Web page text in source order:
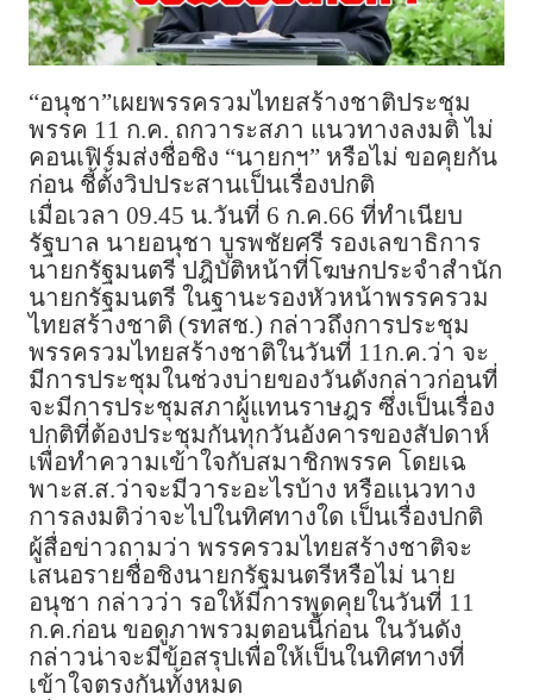
“อนุชา”เผยพรรครวมไทยสร้างชาติประชุม
พรรค 11 ก.ค. ถกวาระสภา แนวทางลงมติ ไม่
คอนเฟิร์มส่งชื่อชิง “นายกฯ” หรือไม่ ขอคุยกัน
ก่อน ชี้ตั้งวิปประสานเป็นเรื่องปกติ
เมื่อเวลา 09.45 น.วันที่ 6 ก.ค.66 ที่ทำเนียบ
รัฐบาล นายอนุชา บูรพชัยศรี รองเลขาธิการ
นายกรัฐมนตรี ปฎิบัติหน้าที่โฆษกประจำสำนัก
นายกรัฐมนตรี ในฐานะรองหัวหน้าพรรครวม
ไทยสร้างชาติ (รทสช.) กล่าวถึงการประชุม
พรรครวมไทยสร้างชาติในวันที่ 11ก.ค.ว่า จะ
มีการประชุมในช่วงบ่ายของวันดังกล่าวก่อนที่
จะมีการประชุมสภาผู้แทนราษฎร ซึ่งเป็นเรื่อง
ปกติที่ต้องประชุมกันทุกวันอังคารของสัปดาห์
เพื่อทำความเข้าใจกับสมาชิกพรรค โดยเฉ
พาะส.ส.ว่าจะมีวาระอะไรบ้าง หรือแนวทาง
การลงมติว่าจะไปในทิศทางใด เป็นเรื่องปกติ
ผู้สื่อข่าวถามว่า พรรครวมไทยสร้างชาติจะ
เสนอรายชื่อชิงนายกรัฐมนตรีหรือไม่ นาย
อนุชา กล่าวว่า รอให้มีการพูดคุยในวันที่ 11
ก.ค.ก่อน ขอดูภาพรวมตอนนี้ก่อน ในวันดัง
กล่าวน่าจะมีข้อสรุปเพื่อให้เป็นในทิศทางที่
เข้าใจตรงกันทั้งหมด